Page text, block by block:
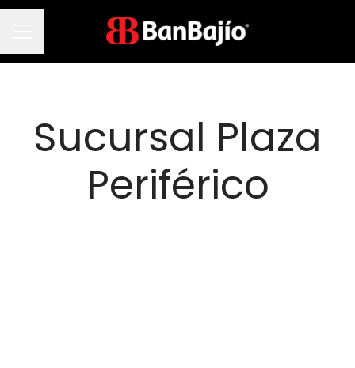
Menú de empleo
Sucursal Plaza
Periférico